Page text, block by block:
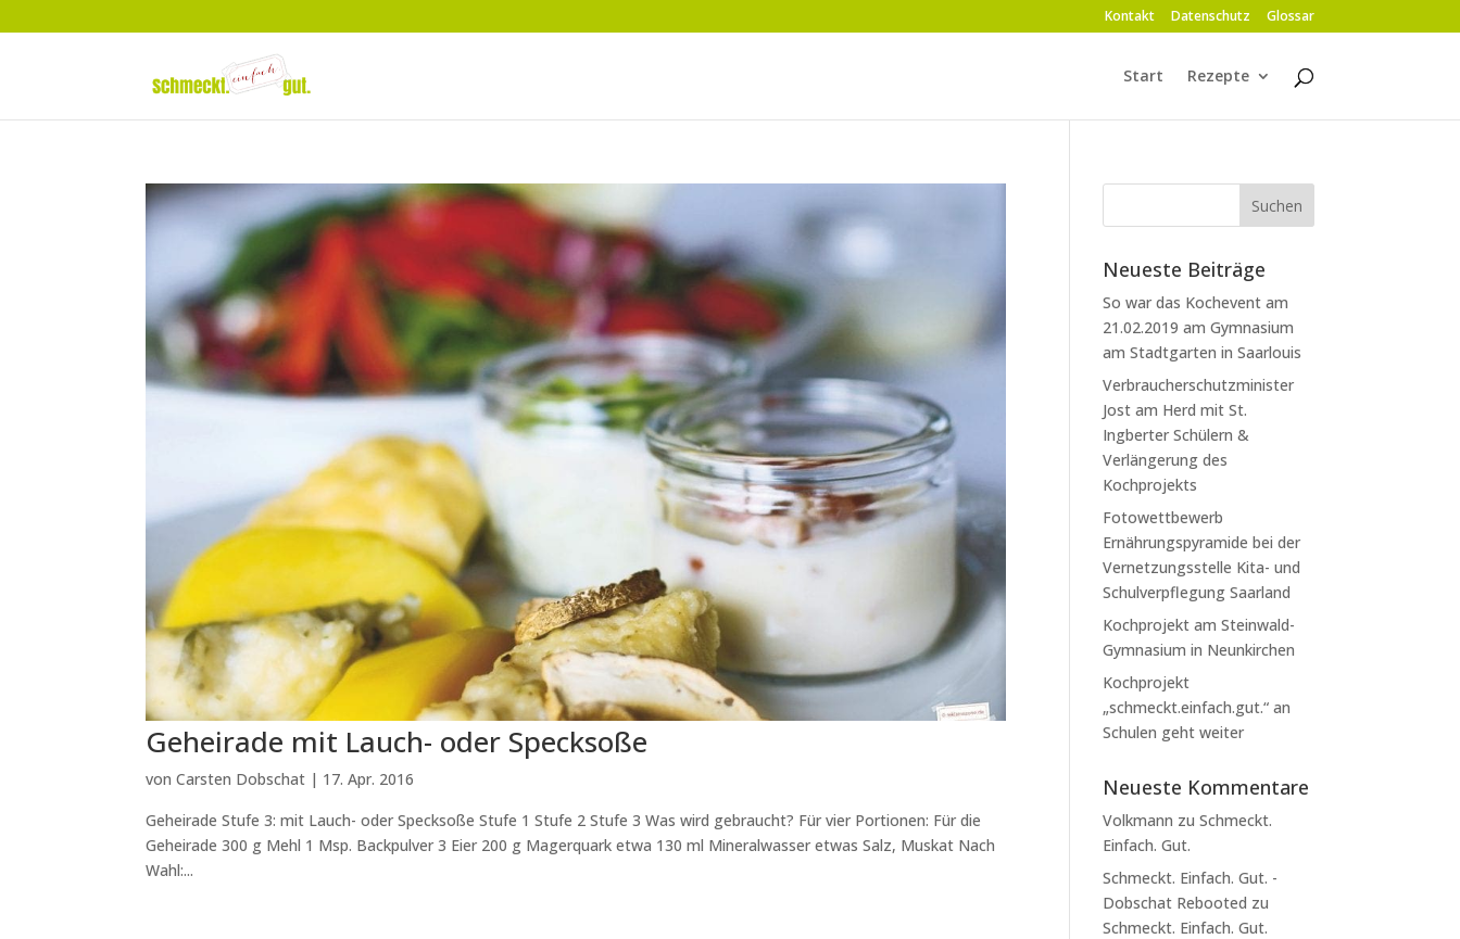
Kontakt Datenschutz Glossar
Start Rezepte
Geheirade mit Lauch- oder Specksoße
vonCarsten Dobschat | 17. Apr. 2016
Geheirade Stufe 3: mit Lauch- oder Specksoße Stufe 1 Stufe 2 Stufe 3 Was wird gebraucht? Für vier Portionen: Für die
Geheirade 300 g Mehl 1 Msp. Backpulver 3 Eier 200 g Magerquark etwa 130 ml Mineralwasser etwas Salz, Muskat Nach
Wahl:...
Neueste Beiträge
So war das Kochevent am
21.02.2019 am Gymnasium
am Stadtgarten in Saarlouis
Verbraucherschutzminister
Jost am Herd mit St.
Ingberter Schülern &
Verlängerung des
Kochprojekts
Fotowettbewerb
Ernährungspyramide bei der
Vernetzungsstelle Kita- und
Schulverpflegung Saarland
Kochprojekt am Steinwald-
Gymnasium in Neunkirchen
Kochprojekt
„schmeckt.einfach.gut.“ an
Schulen geht weiter
Neueste Kommentare
Volkmann zuSchmeckt.
Einfach. Gut.
Schmeckt. Einfach. Gut. -
Dobschat Rebooted zu
Schmeckt. Einfach. Gut.